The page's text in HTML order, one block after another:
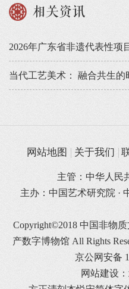
相关资讯
当代工艺美术： 融合共生的
网站地图 关于我们
主管：中华人民
主办：中国艺术研究院 ·
Copyright©2018 中国非物
产数字博物馆 All Rights
京公网安备
网站建设